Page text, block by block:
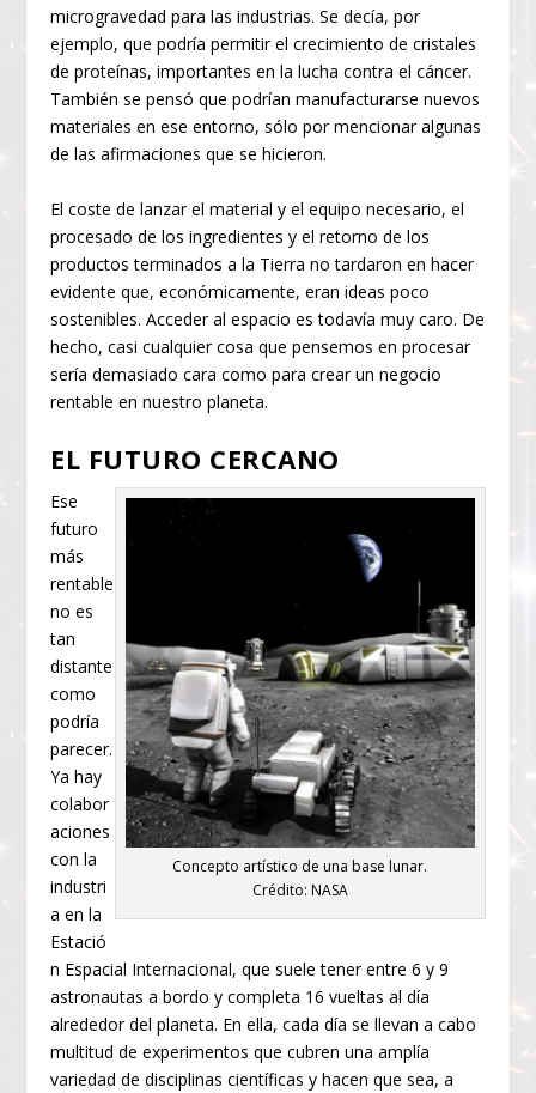
microgravedad para las industrias. Se decía, por
ejemplo, que podría permitir el crecimiento de cristales
de proteínas, importantes en la lucha contra el cáncer.
También se pensó que podrían manufacturarse nuevos
materiales en ese entorno, sólo por mencionar algunas
de las afirmaciones que se hicieron.
El coste de lanzar el material y el equipo necesario, el
procesado de los ingredientes y el retorno de los
productos terminados a la Tierra no tardaron en hacer
evidente que, económicamente, eran ideas poco
sostenibles. Acceder al espacio es todavía muy caro. De
hecho, casi cualquier cosa que pensemos en procesar
sería demasiado cara como para crear un negocio
rentable en nuestro planeta.
EL FUTURO CERCANO
Concepto artístico de una base lunar.
Crédito: NASA
Ese
futuro
más
rentable
no es
tan
distante
como
podría
parecer.
Ya hay
colabor
aciones
con la
industri
a en la
Estació
n Espacial Internacional, que suele tener entre 6 y 9
astronautas a bordo y completa 16 vueltas al día
alrededor del planeta. En ella, cada día se llevan a cabo
multitud de experimentos que cubren una amplía
variedad de disciplinas científicas y hacen que sea, a